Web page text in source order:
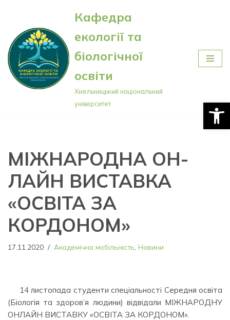
Перейти
до
вмісту
Кафедра
екології та
біологічної
освіти
Хмельницький національний
університет
МІЖНАРОДНА ОН-
ЛАЙН ВИСТАВКА
«ОСВІТА ЗА
КОРДОНОМ»
17.11.2020 Академічна мобільність Новини
14 листопада студенти спеціальності Середня освіта
(Біологія та здоров’я людини) відвідали МІЖНАРОДНУ
ОНЛАЙН ВИСТАВКУ «ОСВІТА ЗА КОРДОНОМ».